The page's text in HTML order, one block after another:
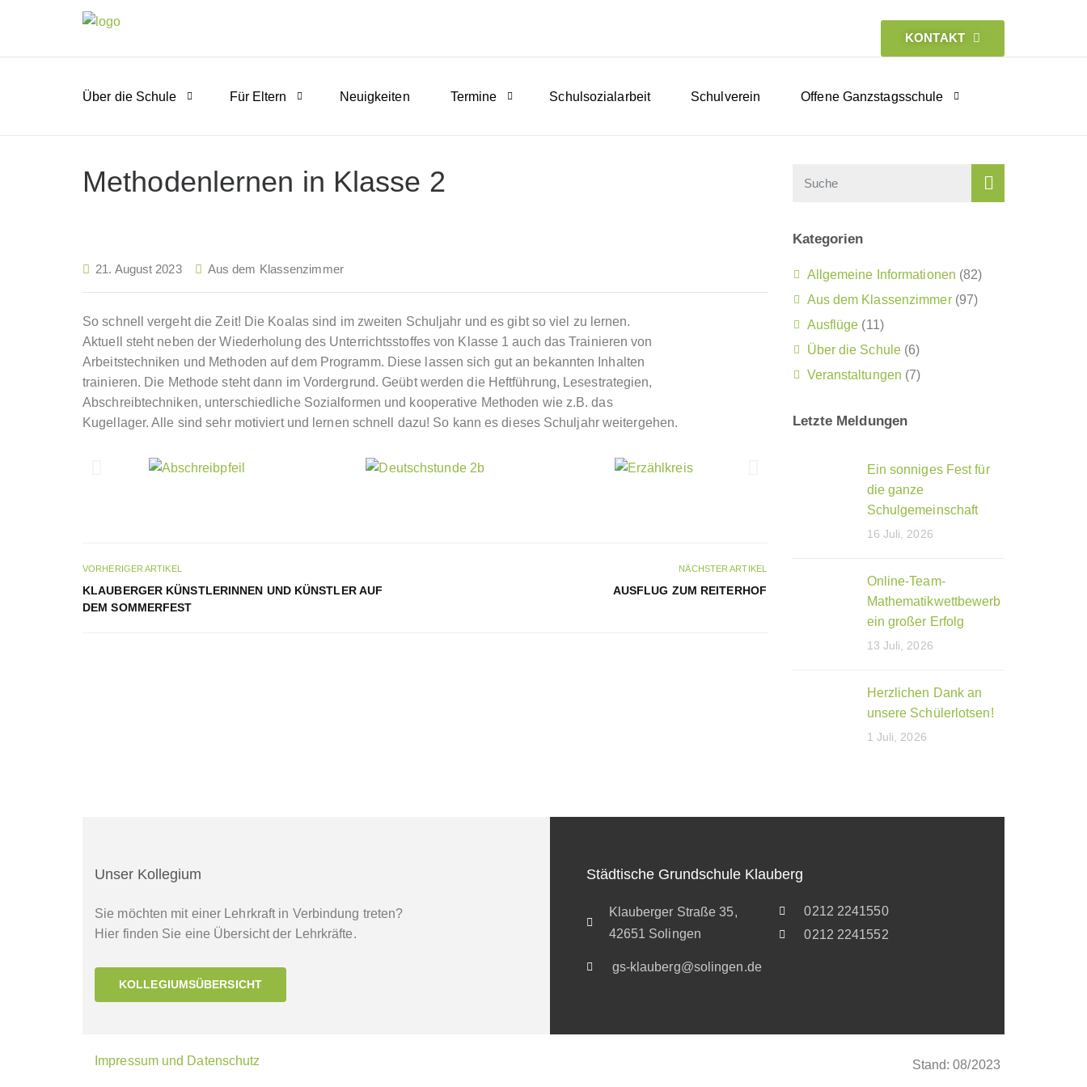
KONTAKT
Über die Schule Für Eltern Neuigkeiten Termine Schulsozialarbeit Schulverein Offene Ganzstagsschule
Methodenlernen in Klasse 2
21. August 2023 Aus dem Klassenzimmer
So schnell vergeht die Zeit! Die Koalas sind im zweiten Schuljahr und es gibt so viel zu lernen.
Aktuell steht neben der Wiederholung des Unterrichtsstoffes von Klasse 1 auch das Trainieren von
Arbeitstechniken und Methoden auf dem Programm. Diese lassen sich gut an bekannten Inhalten
trainieren. Die Methode steht dann im Vordergrund. Geübt werden die Heftführung, Lesestrategien,
Abschreibtechniken, unterschiedliche Sozialformen und kooperative Methoden wie z.B. das
Kugellager. Alle sind sehr motiviert und lernen schnell dazu! So kann es dieses Schuljahr weitergehen.
VORHERIGER ARTIKEL
KLAUBERGER KÜNSTLERINNEN UND KÜNSTLER AUF
DEM SOMMERFEST
NÄCHSTER ARTIKEL
AUSFLUG ZUM REITERHOF
Kategorien
Allgemeine Informationen (82)
Aus dem Klassenzimmer(97)
Ausflüge (11)
Über die Schule (6)
Veranstaltungen (7)
Letzte Meldungen
Ein sonniges Fest für
die ganze
Schulgemeinschaft
16 Juli, 2026
Online-Team-
Mathematikwettbewerb
ein großer Erfolg
13 Juli, 2026
Herzlichen Dank an
unsere Schülerlotsen!
1 Juli, 2026
Unser Kollegium
Sie möchten mit einer Lehrkraft in Verbindung treten?
Hier finden Sie eine Übersicht der Lehrkräfte.
KOLLEGIUMSÜBERSICHT
Städtische Grundschule Klauberg
Klauberger Straße 35,
42651 Solingen
gs-klauberg@solingen.de
0212 2241550
0212 2241552
Impressum und Datenschutz Stand: 08/2023